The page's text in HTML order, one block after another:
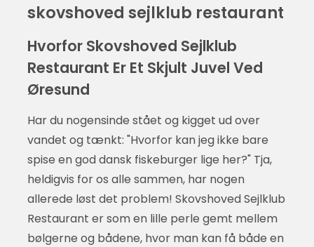
skovshoved sejlklub restaurant
Hvorfor Skovshoved Sejlklub
Restaurant Er Et Skjult Juvel Ved
Øresund
Har du nogensinde stået og kigget ud over
vandet og tænkt: "Hvorfor kan jeg ikke bare
spise en god dansk fiskeburger lige her?" Tja,
heldigvis for os alle sammen, har nogen
allerede løst det problem! Skovshoved Sejlklub
Restaurant er som en lille perle gemt mellem
bølgerne og bådene, hvor man kan få både en